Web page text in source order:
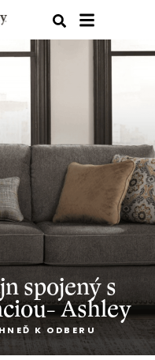
spojený s
Ashley
K ODBERU